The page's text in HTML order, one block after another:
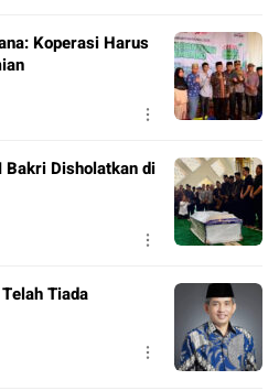
Koperasi Harus
Bakri Disholatkan di
Tiada